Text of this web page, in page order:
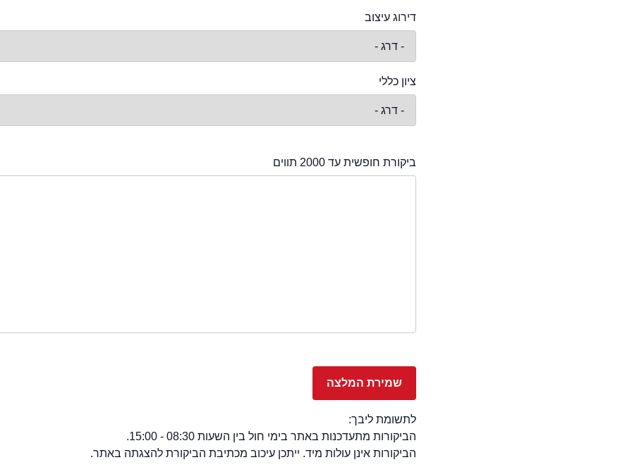
דירוג עיצוב
ציון כללי
ביקורת חופשית עד 2000 תווים
לתשומת ליבך:
הביקורות מתעדכנות באתר בימי חול בין השעות 08:30 - 15:00.
הביקורות אינן עולות מיד. ייתכן עיכוב מכתיבת הביקורת להצגתה באתר.